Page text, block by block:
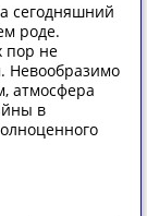
сегодняшний
роде.
пор не
Невообразимо
атмосфера
в